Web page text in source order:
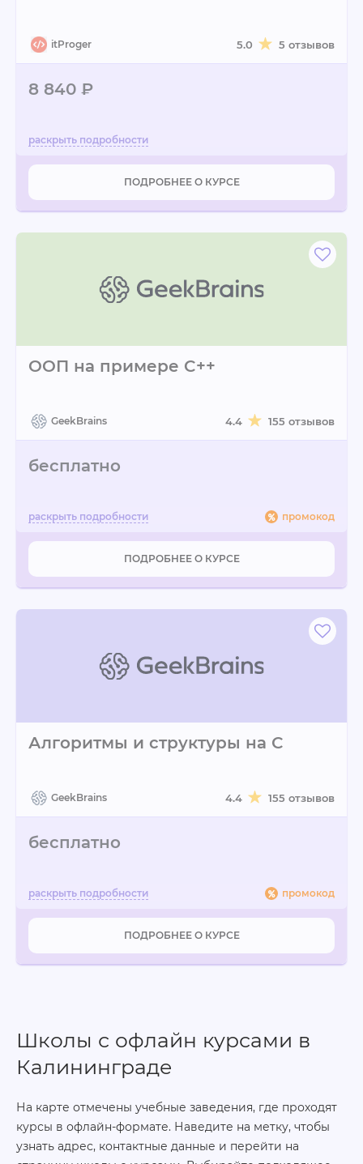
itProger 5.0 5 отзывов
8 840 ₽
ПОДРОБНЕЕ О КУРСЕ
ООП на примере C++
GeekBrains 4.4 155 отзывов
бесплатно
промокод
ПОДРОБНЕЕ О КУРСЕ
Алгоритмы и структуры на С
GeekBrains 4.4 155 отзывов
бесплатно
промокод
ПОДРОБНЕЕ О КУРСЕ
Школы с офлайн курсами в
Калининграде
На карте отмечены учебные заведения, где проходят
курсы в офлайн-формате. Наведите на метку, чтобы
узнать адрес, контактные данные и перейти на